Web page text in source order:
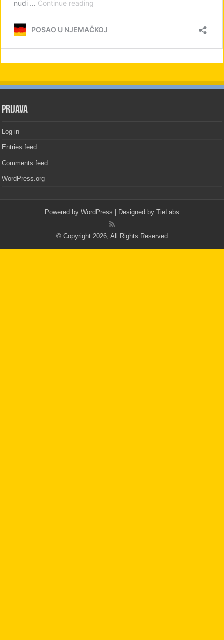
PRIJAVA
Log in
Entries feed
Comments feed
WordPress.org
Powered by WordPress | Designed by TieLabs
© Copyright 2026, All Rights Reserved